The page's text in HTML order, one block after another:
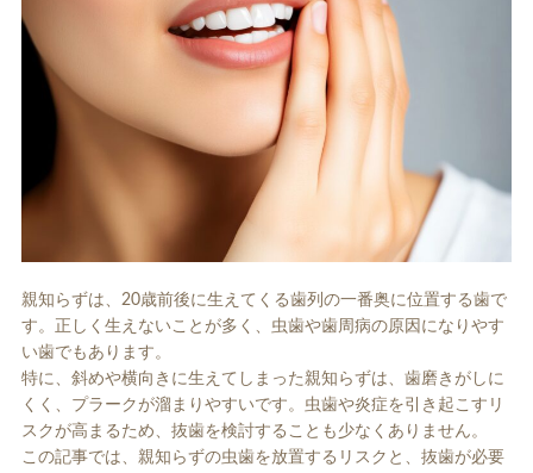
ホワイトエッセンス ホワイトニング料金表
歯周病治療 インプラント
親知らずは、20歳前後に生えてくる歯列の一番奥に位置する歯で
す。正しく生えないことが多く、虫歯や歯周病の原因になりやす
い歯でもあります。
特に、斜めや横向きに生えてしまった親知らずは、歯磨きがしに
くく、プラークが溜まりやすいです。虫歯や炎症を引き起こすリ
スクが高まるため、抜歯を検討することも少なくありません。
この記事では、親知らずの虫歯を放置するリスクと、抜歯が必要